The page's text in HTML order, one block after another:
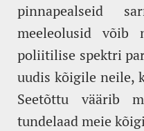
pinnapealseid
meeleolusid võib
poliitilise spektri
uudis kõigile neile,
Seetõttu väärib
tundelaad meie